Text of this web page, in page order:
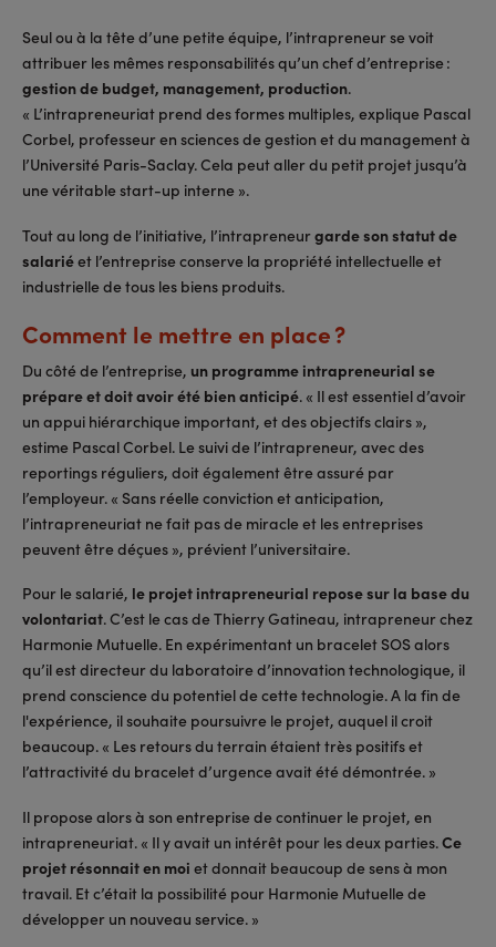
Seul ou à la tête d’une petite équipe, l’intrapreneur se voit
attribuer les mêmes responsabilités qu’un chef d’entreprise :
gestion de budget, management, production.
« L’intrapreneuriat prend des formes multiples, explique Pascal
Corbel, professeur en sciences de gestion et du management à
l’Université Paris-Saclay. Cela peut aller du petit projet jusqu’à
une véritable start-up interne ».
Tout au long de l’initiative, l’intrapreneurgarde son statut de
salariéet l’entreprise conserve la propriété intellectuelle et
industrielle de tous les biens produits.
Comment le mettre en place ?
Du côté de l’entreprise, un programme intrapreneurial se
prépare et doit avoir été bien anticipé. « Il est essentiel d’avoir
un appui hiérarchique important, et des objectifs clairs »,
estime Pascal Corbel. Le suivi de l’intrapreneur, avec des
reportings réguliers, doit également être assuré par
l’employeur. « Sans réelle conviction et anticipation,
l’intrapreneuriat ne fait pas de miracle et les entreprises
peuvent être déçues », prévient l’universitaire.
Pour le salarié, le projet intrapreneurial repose sur la base du
volontariat. C’est le cas de Thierry Gatineau, intrapreneur chez
Harmonie Mutuelle. En expérimentant un bracelet SOS alors
qu’il est directeur du laboratoire d’innovation technologique, il
prend conscience du potentiel de cette technologie. A la fin de
l'expérience, il souhaite poursuivre le projet, auquel il croit
beaucoup. « Les retours du terrain étaient très positifs et
l’attractivité du bracelet d’urgence avait été démontrée. »
Il propose alors à son entreprise de continuer le projet, en
intrapreneuriat. « Il y avait un intérêt pour les deux parties.Ce
projet résonnait en moi et donnait beaucoup de sens à mon
travail. Et c’était la possibilité pour Harmonie Mutuelle de
développer un nouveau service. »